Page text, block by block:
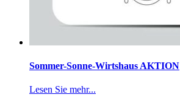
Sommer-Sonne-Wirtshaus AKTION
Lesen Sie mehr...